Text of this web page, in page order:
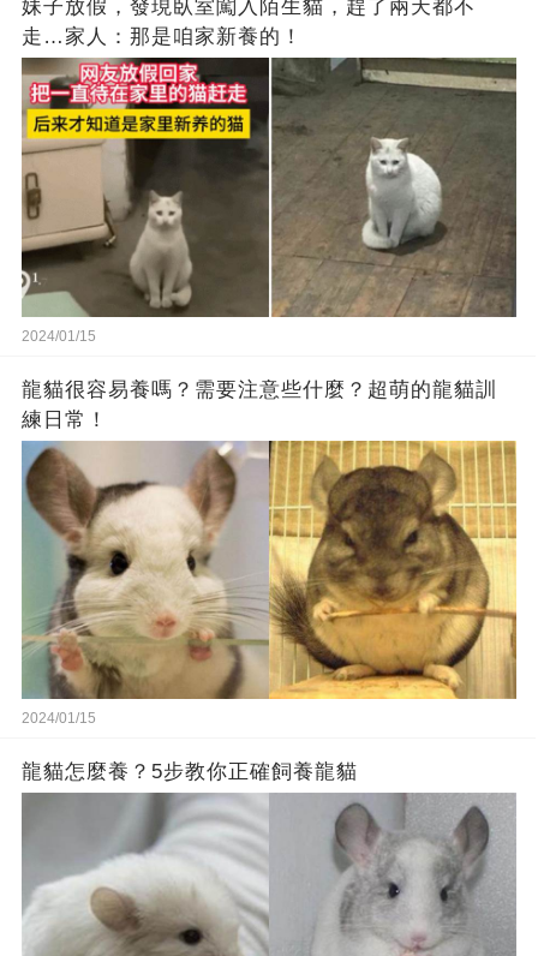
妹子放假，發現臥室闖入陌生貓，趕了兩天都不
走…家人：那是咱家新養的！
2024/01/15
龍貓很容易養嗎？需要注意些什麼？超萌的龍貓訓
練日常！
2024/01/15
龍貓怎麼養？5步教你正確飼養龍貓